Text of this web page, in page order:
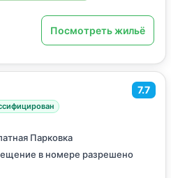
Посмотреть жильё
7.7
Парковка
в номере разрешено